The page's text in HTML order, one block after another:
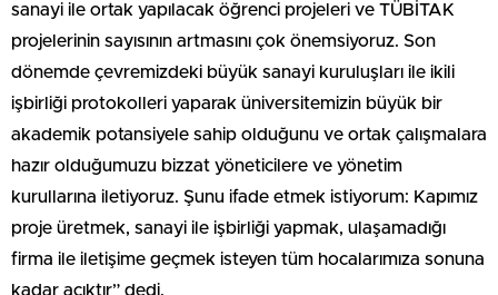
sanayi ile ortak yapılacak öğrenci projeleri ve TÜBİTAK
projelerinin sayısının artmasını çok önemsiyoruz. Son
dönemde çevremizdeki büyük sanayi kuruluşları ile ikili
işbirliği protokolleri yaparak üniversitemizin büyük bir
akademik potansiyele sahip olduğunu ve ortak çalışmalara
hazır olduğumuzu bizzat yöneticilere ve yönetim
kurullarına iletiyoruz. Şunu ifade etmek istiyorum: Kapımız
proje üretmek, sanayi ile işbirliği yapmak, ulaşamadığı
firma ile iletişime geçmek isteyen tüm hocalarımıza sonuna
kadar açıktır” dedi.